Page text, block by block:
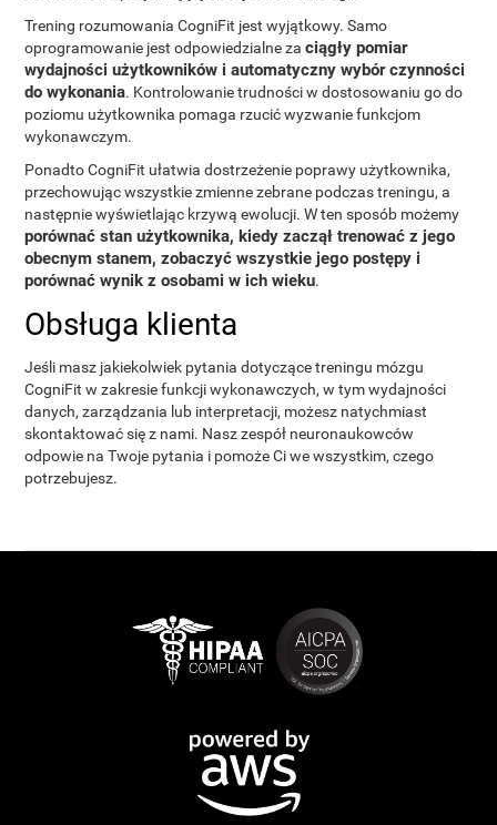
Trening rozumowania CogniFit jest wyjątkowy. Samo
oprogramowanie jest odpowiedzialne zaciągły pomiar
wydajności użytkowników i automatyczny wybór czynności
do wykonania. Kontrolowanie trudności w dostosowaniu go do
poziomu użytkownika pomaga rzucić wyzwanie funkcjom
wykonawczym.
Ponadto CogniFit ułatwia dostrzeżenie poprawy użytkownika,
przechowując wszystkie zmienne zebrane podczas treningu, a
następnie wyświetlając krzywą ewolucji. W ten sposób możemy
porównać stan użytkownika, kiedy zaczął trenować z jego
obecnym stanem, zobaczyć wszystkie jego postępy i
porównać wynik z osobami w ich wieku.
Obsługa klienta
Jeśli masz jakiekolwiek pytania dotyczące treningu mózgu
CogniFit w zakresie funkcji wykonawczych, w tym wydajności
danych, zarządzania lub interpretacji, możesz natychmiast
skontaktować się z nami. Nasz zespół neuronaukowców
odpowie na Twoje pytania i pomoże Ci we wszystkim, czego
potrzebujesz.